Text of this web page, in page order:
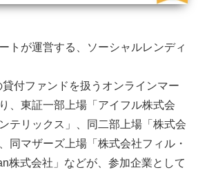
トが運営する、ソーシャルレンディ
付ファンドを扱うオンラインマー
、東証一部上場「アイフル株式会
テリックス」、同二部上場「株式会
同マザーズ上場「株式会社フィル・
株式会社」などが、参加企業として